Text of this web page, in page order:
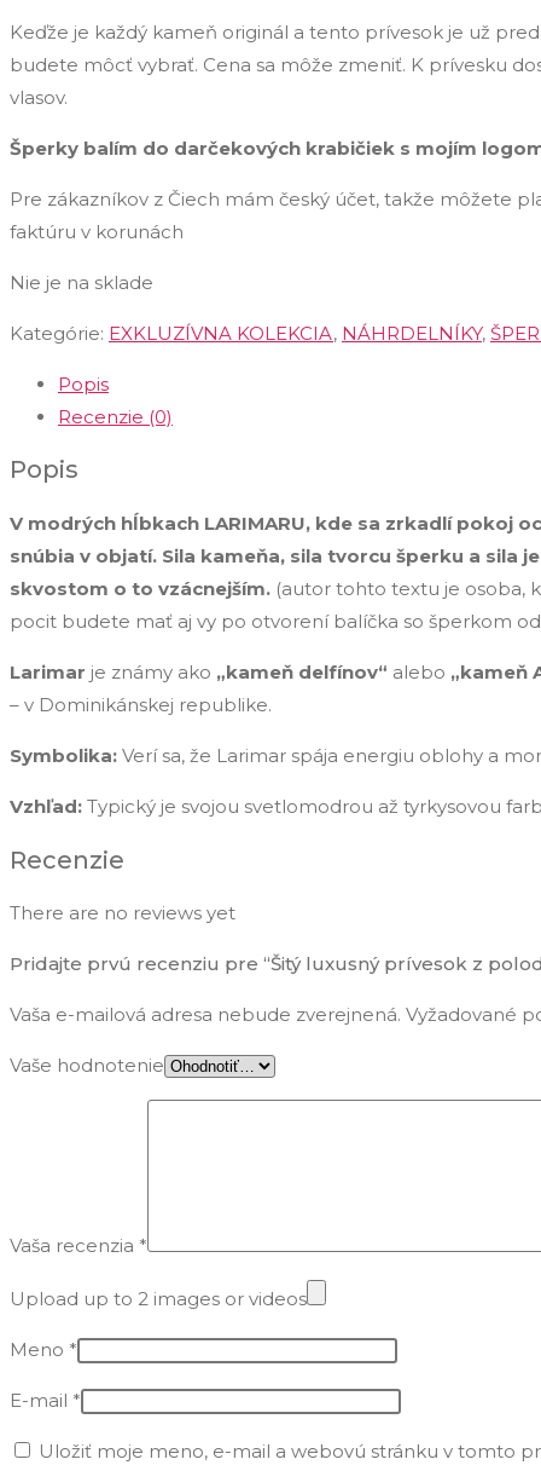
Keďže je každý kameň originál a tento prívesok je už
budete môcť vybrať. Cena sa môže zmeniť. K prívesku
vlasov.
Šperky balím do darčekových krabičiek s mojím
Pre zákazníkov z Čiech mám český účet, takže môžete
faktúru v korunách
Nie je na sklade
Kategórie: EXKLUZÍVNA KOLEKCIA, NÁHRDELNÍKY,
Popis
Recenzie (0)
Popis
V modrých hĺbkach LARIMARU, kde sa zrkadlí pokoj
snúbia v objatí. Sila kameňa, sila tvorcu šperku a
skvostom o to vzácnejším. (autor tohto textu je osoba,
pocit budete mať aj vy po otvorení balíčka so šperkom
Larimar je známy ako „kameň delfínov“ alebo „kameň
– v Dominikánskej republike.
Symbolika: Verí sa, že Larimar spája energiu oblohy a
Vzhľad: Typický je svojou svetlomodrou až tyrkysovou
Recenzie
There are no reviews yet
Pridajte prvú recenziu pre “Šitý luxusný prívesok z
Vaša e-mailová adresa nebude zverejnená. Vyžadované
Vaše hodnotenie
Vaša recenzia *
Upload up to 2 images or videos
Meno *
E-mail *
Uložiť moje meno, e-mail a webovú stránku v tomto